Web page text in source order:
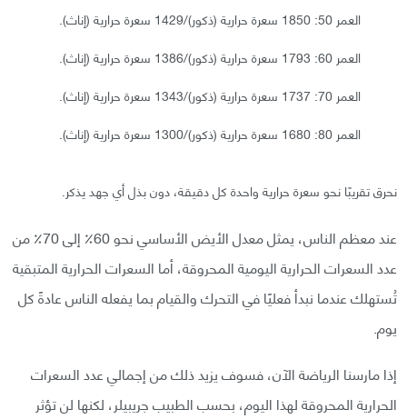
العمر 50: 1850 سعرة حرارية (ذكور)/1429 سعرة حرارية (إناث).
العمر 60: 1793 سعرة حرارية (ذكور)/1386 سعرة حرارية (إناث).
العمر 70: 1737 سعرة حرارية (ذكور)/1343 سعرة حرارية (إناث).
العمر 80: 1680 سعرة حرارية (ذكور)/1300 سعرة حرارية (إناث).
نحرق تقريبًا نحو سعرة حرارية واحدة كل دقيقة، دون بذل أي جهد يذكر.
عند معظم الناس، يمثل معدل الأيض الأساسي نحو 60٪ إلى 70٪ من
عدد السعرات الحرارية اليومية المحروقة، أما السعرات الحرارية المتبقية
تُستهلك عندما نبدأ فعليًا في التحرك والقيام بما يفعله الناس عادةً كل
يوم.
إذا مارسنا الرياضة الآن، فسوف يزيد ذلك من إجمالي عدد السعرات
الحرارية المحروقة لهذا اليوم، بحسب الطبيب جريبيلر، لكنها لن تؤثر